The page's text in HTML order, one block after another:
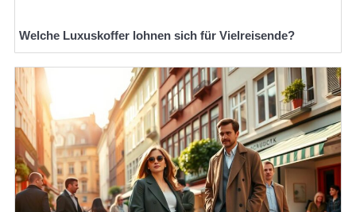
Welche Luxuskoffer lohnen sich für Vielreisende?